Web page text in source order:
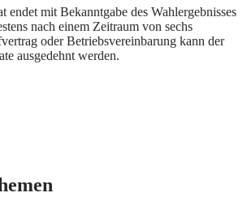
endet mit Bekanntgabe des Wahlergebnisses
nach einem Zeitraum von sechs
oder Betriebsvereinbarung kann der
ausgedehnt werden.